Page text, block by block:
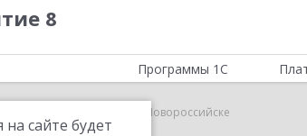
8
сайте будет
Программы 1С
1С:МДЛП в Новороссийске